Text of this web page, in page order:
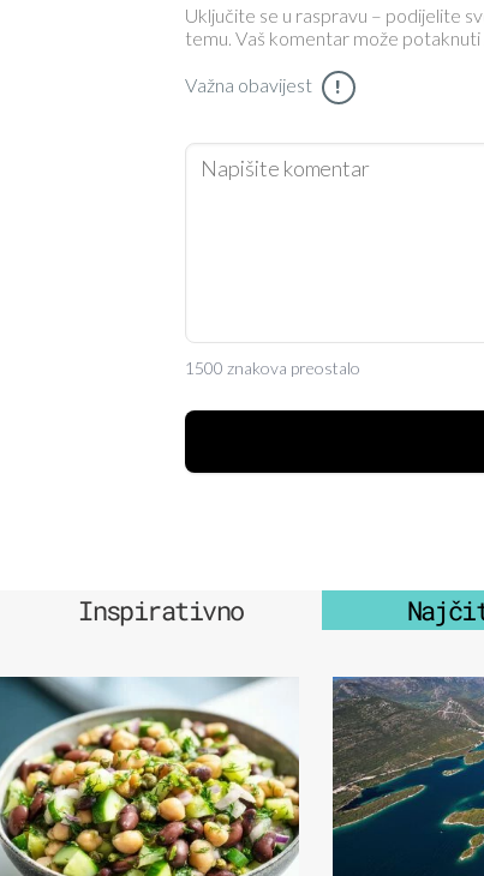
Uključite se u raspravu – podijelite
temu. Vaš komentar može potaknuti
Važna obavijest !
1500 znakova preostalo
Inspirativno